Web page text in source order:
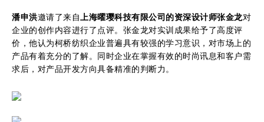
潘申洪邀请了来自上海曜璎科技有限公司的资深设计师张金龙对
企业的创作内容进行了点评。张金龙对实训成果给予了高度评
价，他认为柯桥纺织企业普遍具有较强的学习意识，对市场上的
产品有着充分的了解。同时企业在掌握有效的时尚讯息和客户需
求后，对产品开发方向具备精准的判断力。